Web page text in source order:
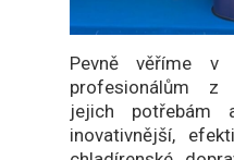
Pevně věříme v
profesionálům z
jejich potřebám
inovativnější,